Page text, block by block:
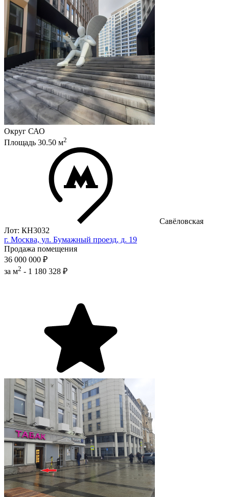
Округ САО
Площадь 30.50 м2
Савёловская
Лот: КН3032
г. Москва, ул. Бумажный проезд, д. 19
Продажа помещения
36 000 000 ₽
за м2 - 1 180 328 ₽